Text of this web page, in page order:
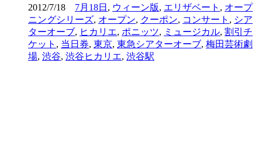
2012/7/18 7月18日 , ウィーン版, エリザベート , オープ
ニングシリーズ, オープン, クーポン, コンサート , シア
ターオーブ, ヒカリエ, ポニッツ, ミュージカル, 割引チ
ケット , 当日券, 東京, 東急シアターオーブ, 梅田芸術劇
場, 渋谷, 渋谷ヒカリエ, 渋谷駅